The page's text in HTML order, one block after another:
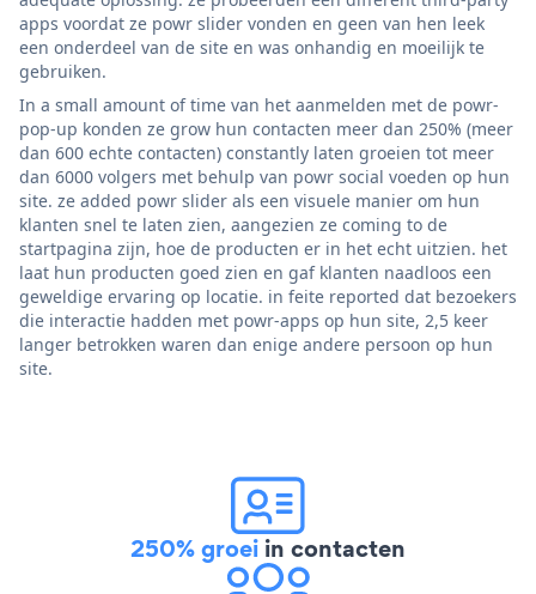
apps voordat ze powr slider vonden en geen van hen leek
een onderdeel van de site en was onhandig en moeilijk te
gebruiken.
In a small amount of time van het aanmelden met de powr-
pop-up konden ze grow hun contacten meer dan 250% (meer
dan 600 echte contacten) constantly laten groeien tot meer
dan 6000 volgers met behulp van powr social voeden op hun
site. ze added powr slider als een visuele manier om hun
klanten snel te laten zien, aangezien ze coming to de
startpagina zijn, hoe de producten er in het echt uitzien. het
laat hun producten goed zien en gaf klanten naadloos een
geweldige ervaring op locatie. in feite reported dat bezoekers
die interactie hadden met powr-apps op hun site, 2,5 keer
langer betrokken waren dan enige andere persoon op hun
site.
250% groei in contacten